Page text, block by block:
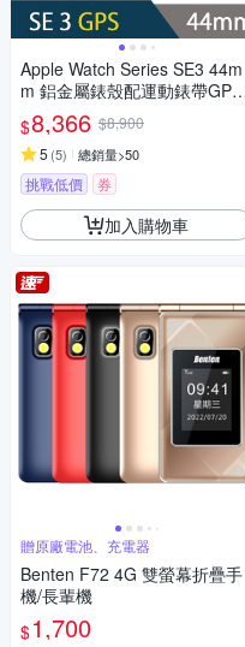
Apple Watch Series SE3 44m
m 鋁金屬錶殼配運動錶帶GPS
智慧手錶
$8,366 $8,900
5 (5) 總銷量>50
挑戰低價 券
加入購物車
贈原廠電池、充電器
Benten F72 4G 雙螢幕折疊手
機/長輩機
$1,700